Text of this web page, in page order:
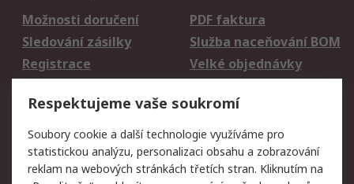
Možnosti doručení
PDF faktura
Sledování zásilky
Služba naceňování BOM
Registrace
Velké objednávky
Právní
Autorská práva
Obchodní podmínky
společnosti RS
Respektujeme vaše soukromí
Soubory cookie a další technologie využíváme pro
statistickou analýzu, personalizaci obsahu a zobrazování
reklam na webových stránkách třetích stran. Kliknutím na